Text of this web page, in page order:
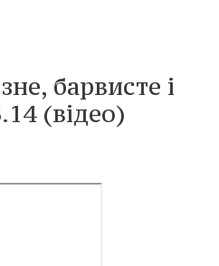
барвисте і
(відео)